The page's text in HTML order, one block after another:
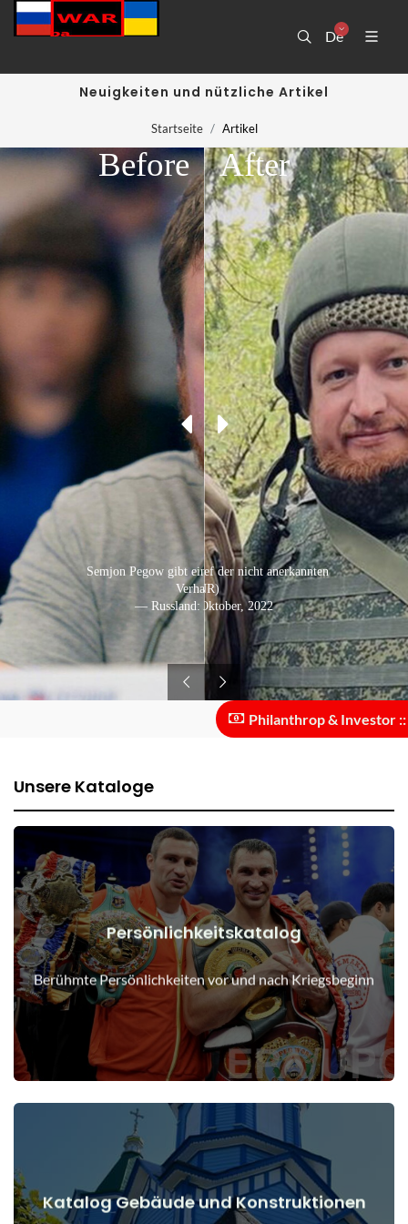
De
Neuigkeiten und nützliche Artikel
Startseite Artikel
Mit Denis Puschilin (Chef der nicht anerkannten
DNR)
— Ukraine: Oktober, 2022
After
Semjon Pegow gibt ein Interview nach seiner
Verhaftung
— Russland: August, 2020
Before
Philanthrop & Investor ::
Unsere Kataloge
Persönlichkeitskatalog
Berühmte Persönlichkeiten vor und nach Kriegsbeginn
Menschen vor und nach Kriegsbeginn
Details anzeigen
Katalog Gebäude und Konstruktionen
Details anzeigen